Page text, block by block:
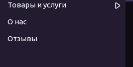
Товары и услуги
О нас
Отзывы